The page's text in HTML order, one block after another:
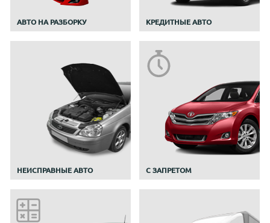
АВТО НА РАЗБОРКУ КРЕДИТНЫЕ АВТО
НЕИСПРАВНЫЕ АВТО С ЗАПРЕТОМ